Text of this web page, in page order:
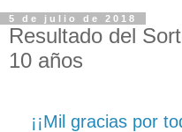
5 de julio de 2018
Resultado del
10 años
¡¡Mil gracias por